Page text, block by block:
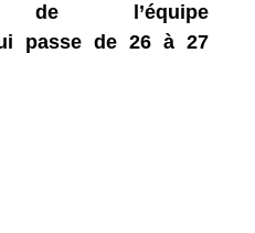
de l’équipe
passe de 26 à 27